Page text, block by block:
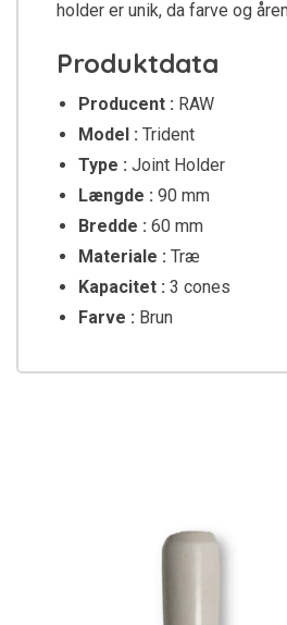
holder er unik, da farve og
Produktdata
Producent : RAW
Model : Trident
Type : Joint Holder
Længde : 90 mm
Bredde : 60 mm
Materiale : Træ
Kapacitet : 3 cones
Farve : Brun